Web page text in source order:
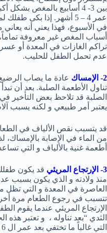
بين 3- 4 أسابيع بالمغص
في الأسبوع، فهذا يعني أنه
أسباب المغص غير معروفة
تراكم الغازات في المعدة أو
عدم تحمل الطفل للحليب.
2- الإمساك
عادة ما يصاب
تناول الأطعمة الصلبة. بعد أن
الصلبة قد تلاحظ بعض التأخير في
يعتبر أمر طبيعي و لكنه يسبب
قد يتسبب نقص الألياف في
من الماء في الإصابة بالإمساك،
أطعمة غنية بالألياف و التي
3- الإرتجاع المريئي
قد يكون
منذ ولادته و الذي يكون بسبب
العاصرة في المعدة و التي تظل
تتسبب في رجوع الطعام مرة
الإرتجاع المريئي عندما يقوم
الثدي “بعد تناوله ، و تعتبر هذه
التي غالباً ما تختفي بعد عمر ال 6 أشهر.